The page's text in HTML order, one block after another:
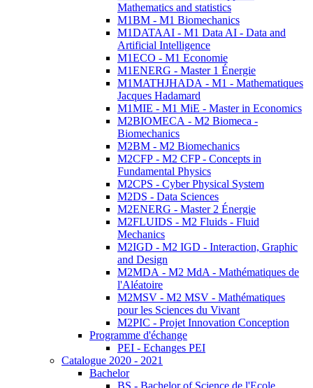
Mathematics and statistics
M1BM - M1 Biomechanics
M1DATAAI - M1 Data AI - Data and
Artificial Intelligence
M1ECO - M1 Economie
M1ENERG - Master 1 Énergie
M1MATHJHADA - M1 - Mathematiques
Jacques Hadamard
M1MIE - M1 MiE - Master in Economics
M2BIOMECA - M2 Biomeca -
Biomechanics
M2BM - M2 Biomechanics
M2CFP - M2 CFP - Concepts in
Fundamental Physics
M2CPS - Cyber Physical System
M2DS - Data Sciences
M2ENERG - Master 2 Énergie
M2FLUIDS - M2 Fluids - Fluid
Mechanics
M2IGD - M2 IGD - Interaction, Graphic
and Design
M2MDA - M2 MdA - Mathématiques de
l'Aléatoire
M2MSV - M2 MSV - Mathématiques
pour les Sciences du Vivant
M2PIC - Projet Innovation Conception
Programme d'échange
PEI - Echanges PEI
Catalogue 2020 - 2021
Bachelor
BS - Bachelor of Science de l'Ecole